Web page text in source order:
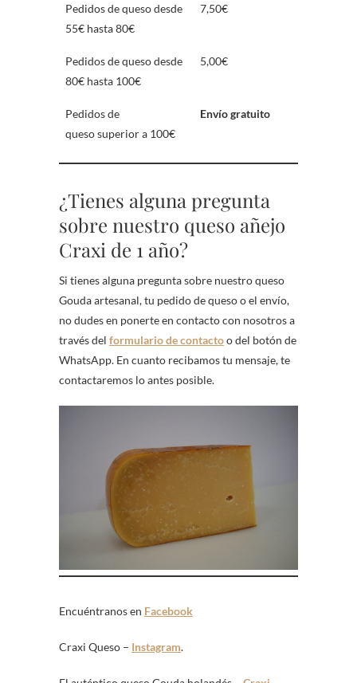
Pedidos de queso desde
55€ hasta 80€
7,50€
Pedidos de queso desde
80€ hasta 100€
5,00€
Pedidos de
queso superior a 100€
Envío gratuito
¿Tienes alguna pregunta
sobre nuestro queso añejo
Craxi de 1 año?
Si tienes alguna pregunta sobre nuestro queso
Gouda artesanal, tu pedido de queso o el envío,
no dudes en ponerte en contacto con nosotros a
través del formulario de contactoo del botón de
WhatsApp. En cuanto recibamos tu mensaje, te
contactaremos lo antes posible.
Encuéntranos en Facebook
Craxi Queso – Instagram.